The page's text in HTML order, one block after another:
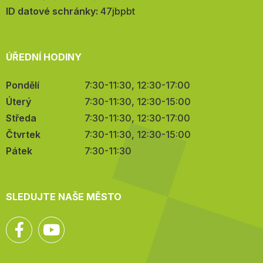
mail:
ID datové schránky: 47jbpbt
ÚŘEDNÍ HODINY
Pondělí
7:30-11:30, 12:30-17:00
Úterý
7:30-11:30, 12:30-15:00
Středa
7:30-11:30, 12:30-17:00
Čtvrtek
7:30-11:30, 12:30-15:00
Pátek
7:30-11:30
SLEDUJTE NAŠE MĚSTO
Facebook